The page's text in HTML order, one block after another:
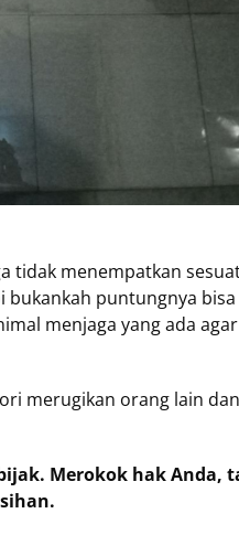
tidak menempatkan
bukankah puntungnya
menjaga yang ada
merugikan orang lain
Merokok hak Anda,